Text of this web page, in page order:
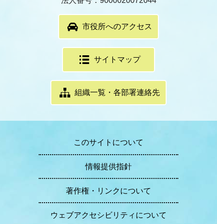
市役所へのアクセス
サイトマップ
組織一覧・各部署連絡先
このサイトについて
情報提供指針
著作権・リンクについて
ウェブアクセシビリティについて